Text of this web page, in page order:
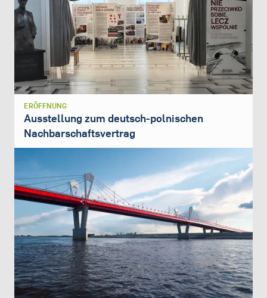
ERÖFFNUNG
Ausstellung zum deutsch-polnischen
Nachbarschaftsvertrag